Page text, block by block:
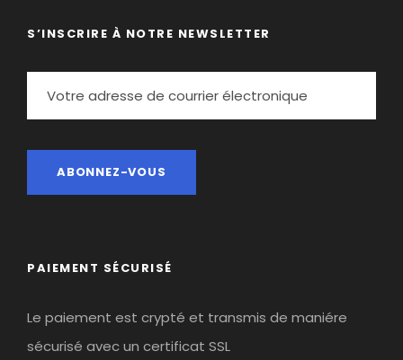
S’INSCRIRE À NOTRE NEWSLETTER
PAIEMENT SÉCURISÉ
Le paiement est crypté et transmis de maniére
sécurisé avec un certificat SSL